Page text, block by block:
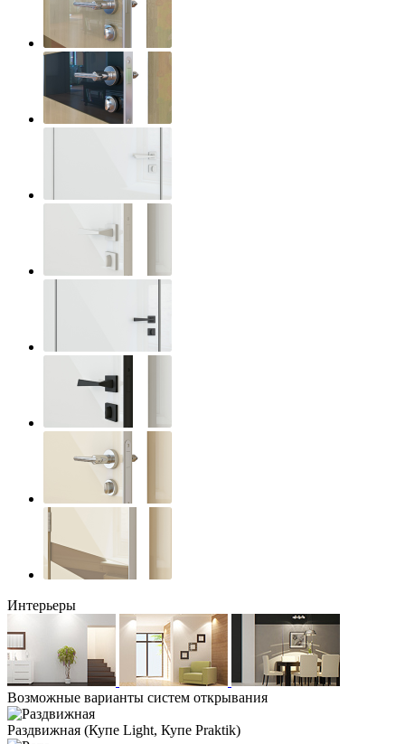
Интерьеры
Возможные варианты систем открывания
Раздвижная (Купе Light, Купе Praktik)